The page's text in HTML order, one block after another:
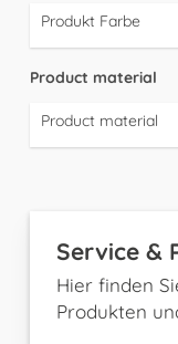
Produkt Farbe
Product material
Product material
Service &
Hier finden
Produkten